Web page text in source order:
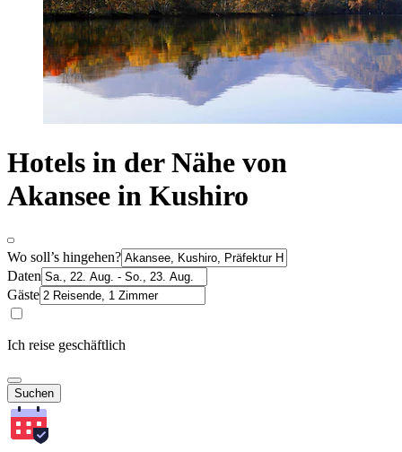
Hotels in der Nähe von
Akansee in Kushiro
Wo soll’s hingehen?
Daten
Gäste
Ich reise geschäftlich
Suchen